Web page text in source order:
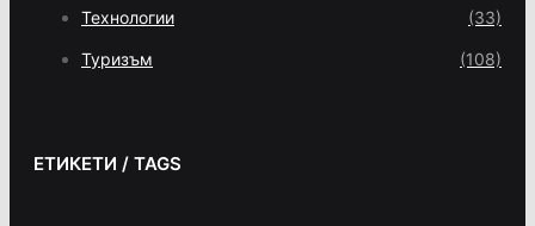
Технологии (33)
Туризъм (108)
ЕТИКЕТИ / TAGS